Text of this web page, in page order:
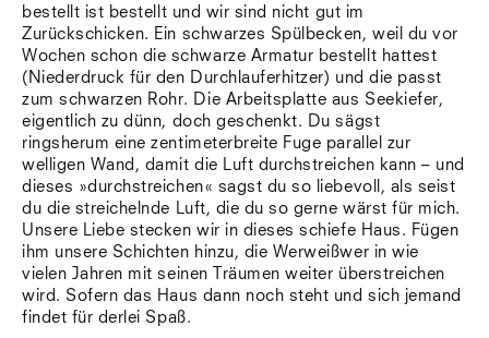
bestellt ist bestellt und wir sind nicht gut im
Zurückschicken. Ein schwarzes Spülbecken, weil du vor
Wochen schon die schwarze Armatur bestellt hattest
(Niederdruck für den Durchlauferhitzer) und die passt
zum schwarzen Rohr. Die Arbeitsplatte aus Seekiefer,
eigentlich zu dünn, doch geschenkt. Du sägst
ringsherum eine zentimeterbreite Fuge parallel zur
welligen Wand, damit die Luft durchstreichen kann – und
dieses »durchstreichen« sagst du so liebevoll, als seist
du die streichelnde Luft, die du so gerne wärst für mich.
Unsere Liebe stecken wir in dieses schiefe Haus. Fügen
ihm unsere Schichten hinzu, die Werweißwer in wie
vielen Jahren mit seinen Träumen weiter überstreichen
wird. Sofern das Haus dann noch steht und sich jemand
findet für derlei Spaß.